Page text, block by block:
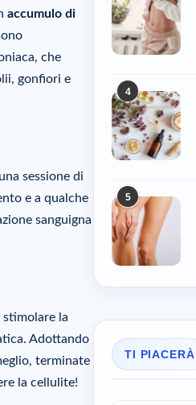
accumulo di
che
gonfiori e
sessione di
e a qualche
sanguigna
stimolare la
Adottando
terminate
la cellulite!
4
5
TI PIACERÀ